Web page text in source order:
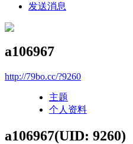
发送消息
a106967
http://79bo.cc/?9260
主题
个人资料
a106967(UID: 9260)